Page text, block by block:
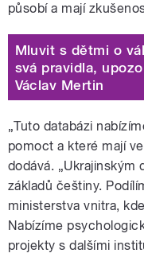
působí a mají
Mluvit s dětmi o
svá pravidla,
Václav Mertin
„Tuto databázi
pomoct a které mají
dodává. „Ukrajinským
základů češtiny.
ministerstva vnitra,
Nabízíme
projekty s dalšími